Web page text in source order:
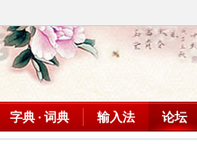
字典 · 词典 输入法 论坛